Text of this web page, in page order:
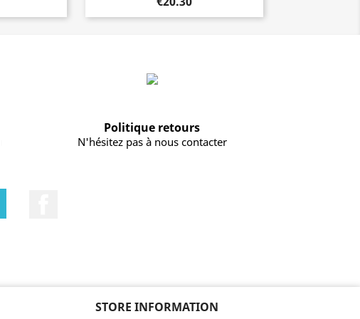
Politique retours
N'hésitez pas à nous contacter
STORE INFORMATION